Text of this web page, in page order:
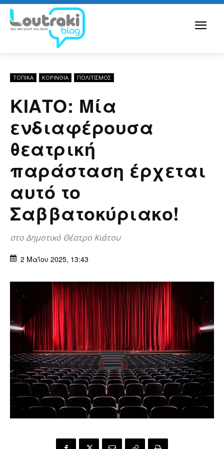
ΤΟΠΙΚΑ ΚΟΡΙΝΘΊΑ ΠΟΛΙΤΙΣΜΟΣ
ΚΙΑΤΟ: Μία
ενδιαφέρουσα
θεατρική
παράσταση έρχεται
αυτό το
Σαββατοκύριακο!
στο Δημοτικό Θέατρο Κιάτου
2 Μαΐου 2025, 13:43